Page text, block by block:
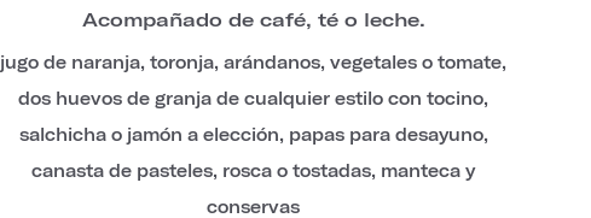
Acompañado de café, té o leche.
jugo de naranja, toronja, arándanos, vegetales o tomate,
dos huevos de granja de cualquier estilo con tocino,
salchicha o jamón a elección, papas para desayuno,
canasta de pasteles, rosca o tostadas, manteca y
conservas